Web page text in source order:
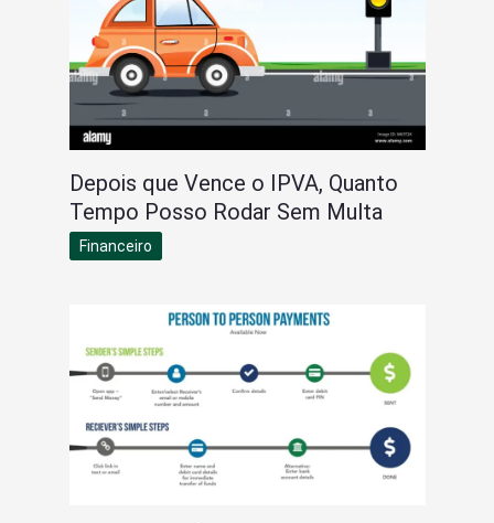
Depois que Vence o IPVA, Quanto
Tempo Posso Rodar Sem Multa
Financeiro